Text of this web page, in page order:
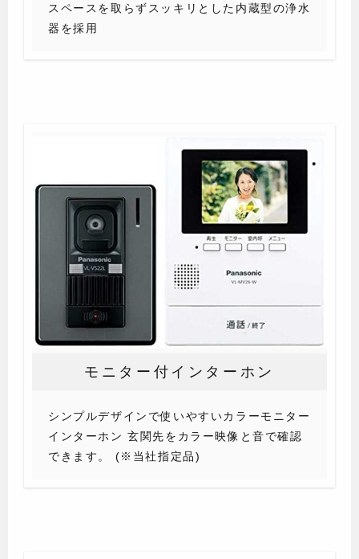
スペースを取らずスッキリとした内蔵型の浄水
器を採用
モニター付インターホン
シンプルデザインで使いやすいカラーモニター
インターホン 玄関先をカラー映像と音で確認
できます。 (※当社指定品)